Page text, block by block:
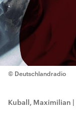
© Deutschlandradio
Kuball, Maximilian |